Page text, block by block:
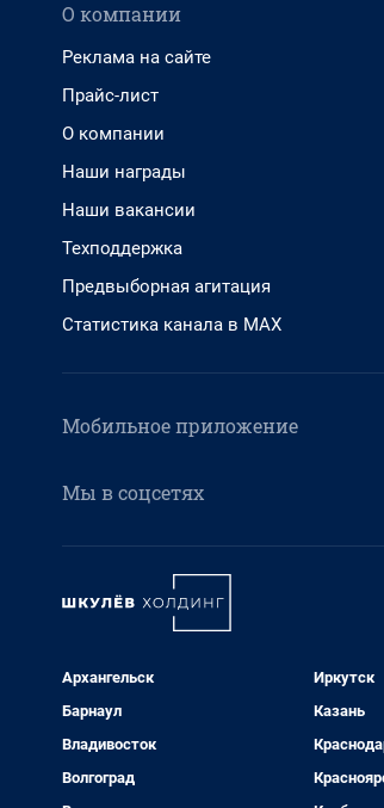
О компании
Реклама на сайте
Прайс-лист
О компании
Наши награды
Наши вакансии
Техподдержка
Предвыборная агитация
Статистика канала в MAX
Мобильное приложение
Мы в соцсетях
Архангельск
Барнаул
Владивосток
Волгоград
Иркутск
Казань